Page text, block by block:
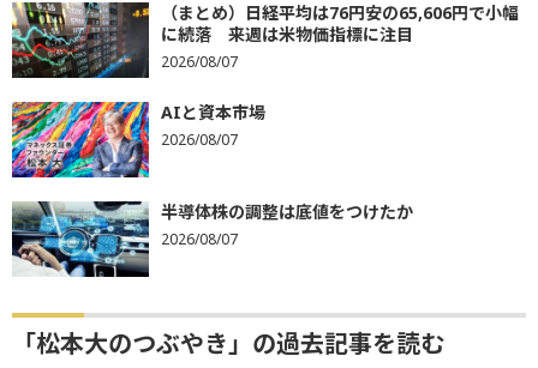
（まとめ）日経平均は76円安の65,606円で小幅
に続落 来週は米物価指標に注目
2026/08/07
AIと資本市場
2026/08/07
半導体株の調整は底値をつけたか
2026/08/07
「松本大のつぶやき」の過去記事を読む